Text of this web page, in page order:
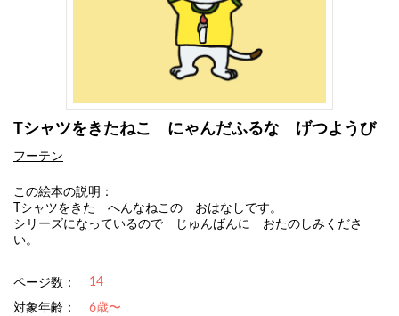
Tシャツをきたねこ にゃんだふるな げつようび
フーテン
この絵本の説明：
Tシャツをきた へんなねこの おはなしです。
シリーズになっているので じゅんばんに おたのしみくださ
い。
ページ数： 14
対象年齢：
6歳〜